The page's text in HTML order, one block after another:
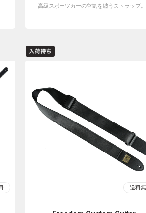
高級スポーツカーの空気を纏うストラップ。